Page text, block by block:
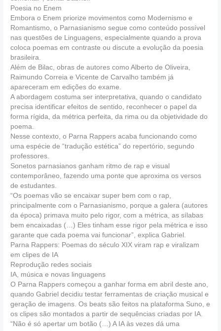
Poesia no Enem
Embora o Enem priorize movimentos como Modernismo e
Romantismo, o Parnasianismo segue como conteúdo possível
nas questões de Linguagens, especialmente quando a prova
coloca poemas em contraste ou discute a evolução da poesia
brasileira.
Além de Bilac, obras de autores como Alberto de Oliveira,
Raimundo Correia e Vicente de Carvalho também já
apareceram em edições do exame.
A abordagem costuma ser interpretativa, quando o candidato
precisa identificar efeitos de sentido, reconhecer o papel da
forma rígida, da métrica perfeita, da rima ou da objetividade do
poema.
Nesse contexto, o Parna Rappers acaba funcionando como
uma espécie de “tradução estética” do repertório, segundo
professores.
Sonetos parnasianos ganham ritmo de rap e visual
contemporâneo, fazendo uma ponte que aproxima os versos
de estudantes.
“Os poemas vão se encaixar super bem com o rap,
principalmente com o Parnasianismo, porque a galera (autores
da época) primava muito pelo rigor, com a métrica, as sílabas
bem encaixadas (…) Eles tinham esse rigor pela métrica e isso
garante que cada poema vai funcionar”, explica Gabriel.
Parna Rappers: Poemas do século XIX viram rap e viralizam
em clipes de IA
Reprodução redes sociais
IA, música e novas linguagens
O Parna Rappers começou a ganhar forma em abril deste ano,
quando Gabriel decidiu testar ferramentas de criação musical e
geração de imagens. Os beats são feitos na plataforma Suno, e
os clipes são montados a partir de sequências criadas por IA.
“Não é só apertar um botão (…) A IA às vezes dá uma